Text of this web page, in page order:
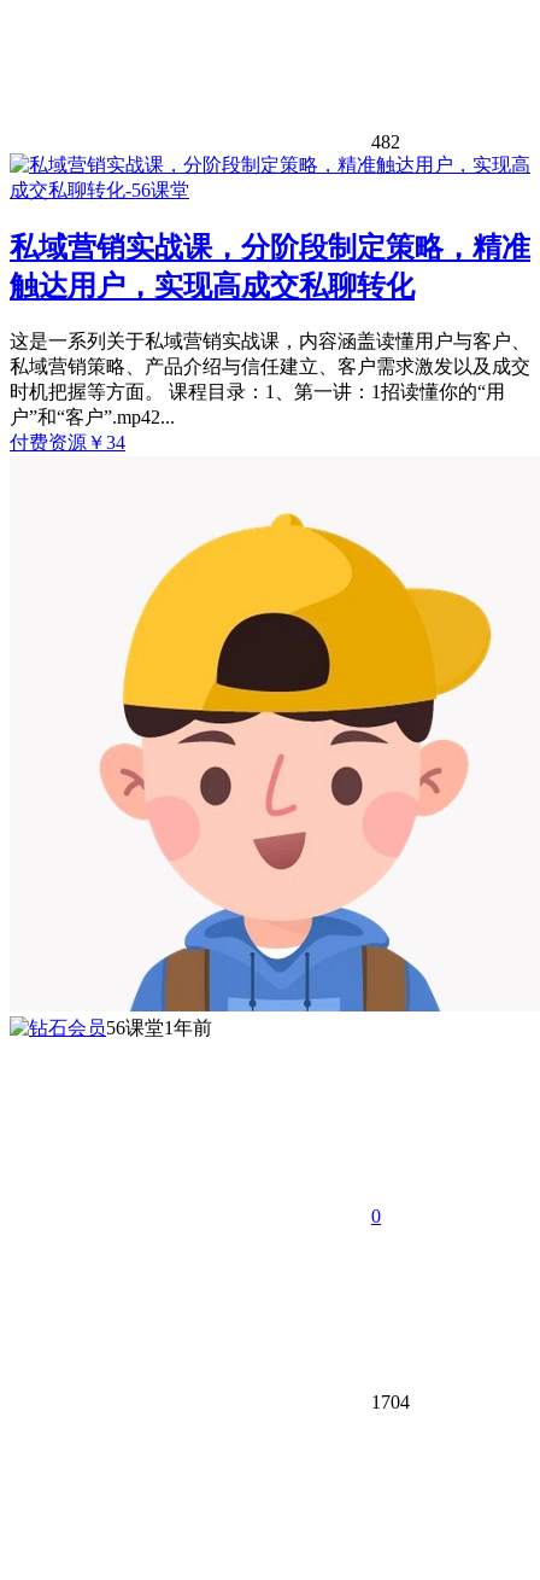
482
私域营销实战课，分阶段制定策略，精准
触达用户，实现高成交私聊转化
这是一系列关于私域营销实战课，内容涵盖读懂用户与客户、
私域营销策略、产品介绍与信任建立、客户需求激发以及成交
时机把握等方面。 课程目录：1、第一讲：1招读懂你的“用
户”和“客户”.mp42...
付费资源 ￥34
56课堂1年前
0
1704